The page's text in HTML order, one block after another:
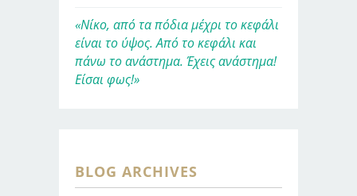
«Νίκο, από τα πόδια μέχρι το κεφάλι
είναι το ύψος. Από το κεφάλι και
πάνω το ανάστημα. Έχεις ανάστημα!
Είσαι φως!»
BLOG ARCHIVES